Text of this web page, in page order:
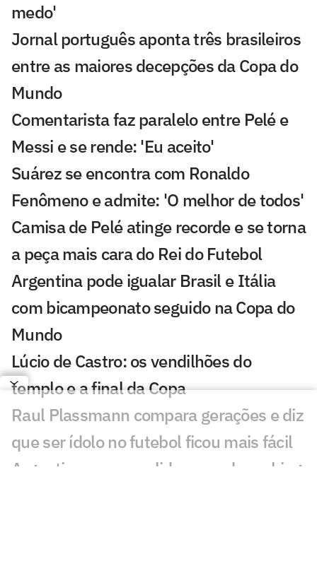
medo'
Jornal português aponta três brasileiros
entre as maiores decepções da Copa do
Mundo
Comentarista faz paralelo entre Pelé e
Messi e se rende: 'Eu aceito'
Suárez se encontra com Ronaldo
Fenômeno e admite: 'O melhor de todos'
Camisa de Pelé atinge recorde e se torna
a peça mais cara do Rei do Futebol
Argentina pode igualar Brasil e Itália
com bicampeonato seguido na Copa do
Mundo
Lúcio de Castro: os vendilhões do
templo e a final da Copa
Raul Plassmann compara gerações e diz
que ser ídolo no futebol ficou mais fácil
Argentina recupera liderança do ranking